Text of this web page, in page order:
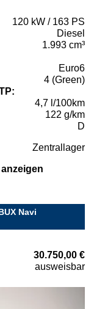
120 kW / 163 PS
Diesel
1.993 cm³
Euro6
4 (Green)
4,7 l/100km
122 g/km
D
Zentrallager
Navi
30.750,00 €
ausweisbar